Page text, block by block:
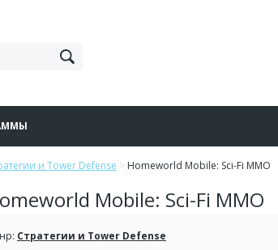
и Tower Defense > Homeworld Mobile: Sci-Fi MMO
Mobile: Sci-Fi MMO
Стратегии и Tower Defense